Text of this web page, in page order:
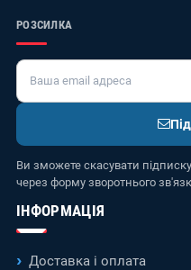
РОЗСИЛКА
Ви зможете скасувати
через форму зворотнього
ІНФОРМАЦІЯ
Доставка і оплата